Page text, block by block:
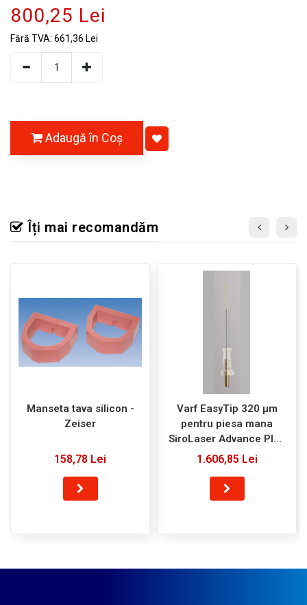
800,25 Lei
Fără TVA: 661,36 Lei
Adaugă în Coş
Îți mai recomandăm
Manseta tava silicon -
Zeiser
158,78 Lei
Varf EasyTip 320 µm
pentru piesa mana
SiroLaser Advance Plus
- Sirona
1.606,85 Lei